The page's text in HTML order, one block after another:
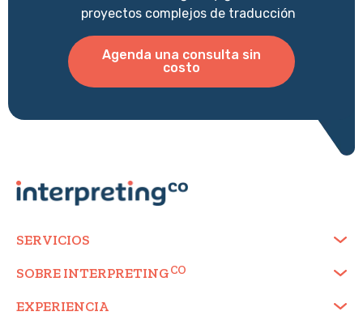
proyectos complejos de traducción
Agenda una consulta sin
costo
SERVICIOS
SOBRE INTERPRETING
EXPERIENCIA